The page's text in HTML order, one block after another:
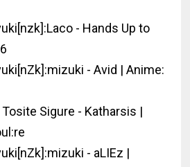
- Hands Up to
- Avid | Anime:
Sigure - Katharsis |
- aLIEz |